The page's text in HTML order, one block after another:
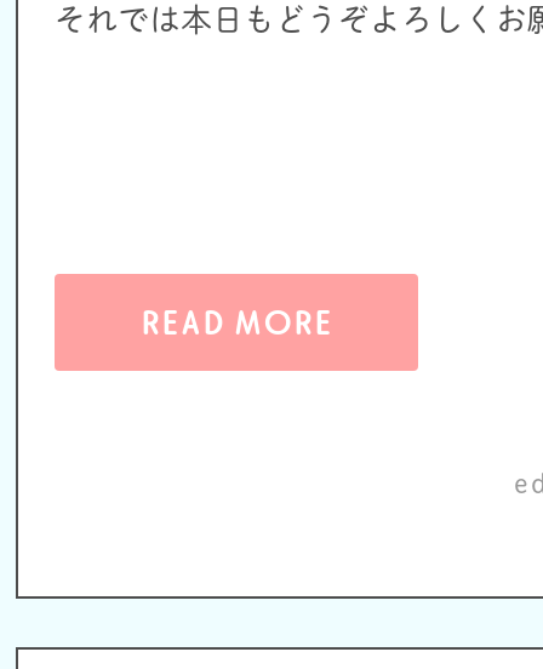
それでは本日もどうぞよろしくお
READ MORE